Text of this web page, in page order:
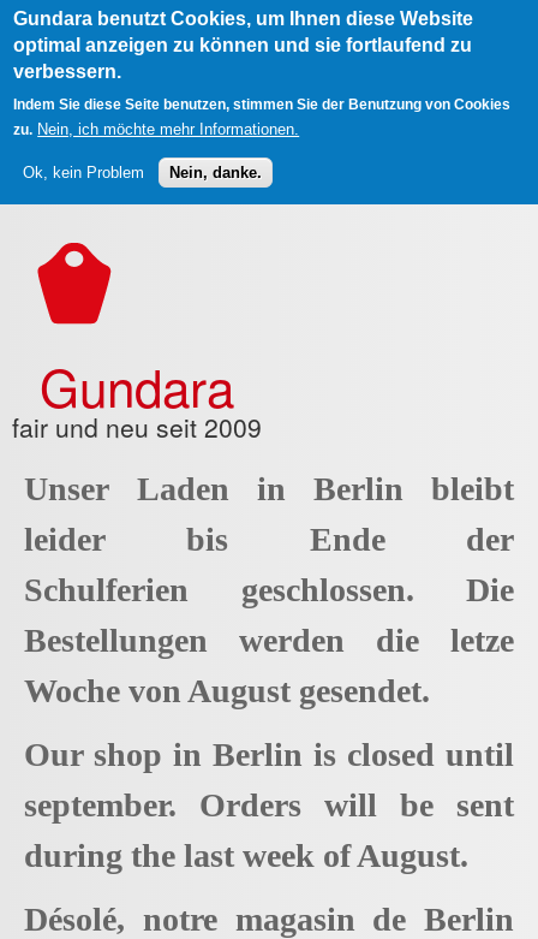
Gundara benutzt Cookies, um Ihnen diese Website
optimal anzeigen zu können und sie fortlaufend zu
verbessern.
Indem Sie diese Seite benutzen, stimmen Sie der Benutzung von Cookies
zu. Nein, ich möchte mehr Informationen.
Ok, kein Problem Nein, danke.
Gundara
fair und neu seit 2009
Unser Laden in Berlin bleibt
leider bis Ende der
Schulferien geschlossen. Die
Bestellungen werden die letze
Woche von August gesendet.
Our shop in Berlin is closed until
september. Orders will be sent
during the last week of August.
Désolé, notre magasin de Berlin